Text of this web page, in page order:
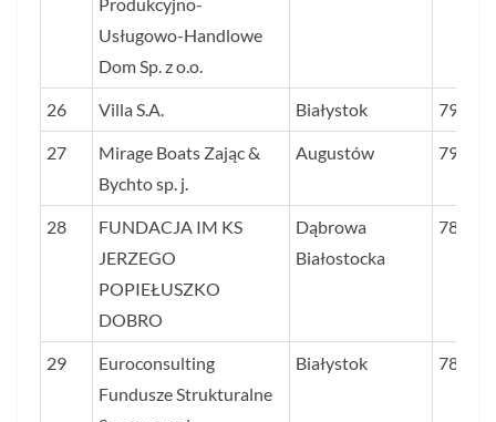
Usługowo-Handlowe
Dom Sp. z o.o.
26 Villa S.A. Białystok 79,8
27
Mirage Boats Zając &
Bychto sp. j.
Augustów 79,1
28
FUNDACJA IM KS
JERZEGO
POPIEŁUSZKO
DOBRO
Dąbrowa
Białostocka
78,4
29
Euroconsulting
Fundusze Strukturalne
Białystok 78,1